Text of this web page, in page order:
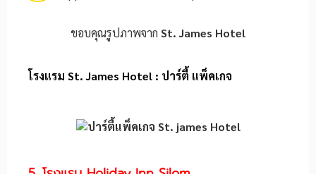
ขอบคุณรูปภาพจาก St. James Hotel
โรงแรม St. James Hotel : ปาร์ตี้ แพ็คเกจ